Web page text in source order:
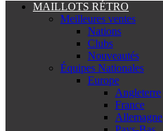
MAILLOTS RÉTRO
Meilleures ventes
Nations
Clubs
Nouveautés
Équipes Nationales
Europe
Angleterre
France
Allemagne